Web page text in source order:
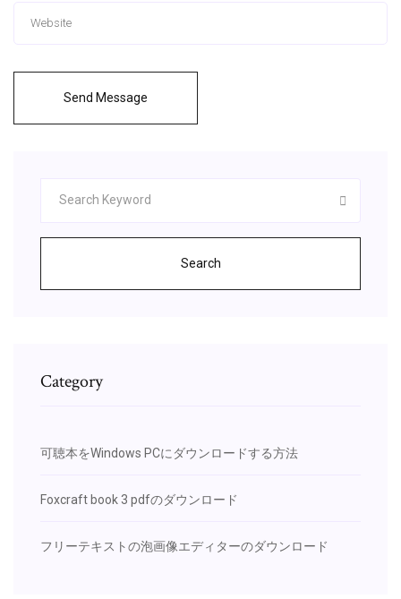
Send Message
Search
Category
可聴本をWindows PCにダウンロードする方法
Foxcraft book 3 pdfのダウンロード
フリーテキストの泡画像エディターのダウンロード